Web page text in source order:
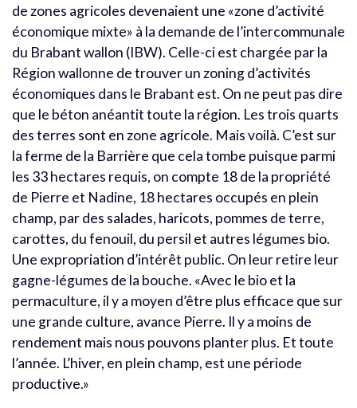
de zones agricoles devenaient une «zone d’activité
économique mixte» à la demande de l’intercommunale
du Brabant wallon (IBW). Celle-ci est chargée par la
Région wallonne de trouver un zoning d’activités
économiques dans le Brabant est. On ne peut pas dire
que le béton anéantit toute la région. Les trois quarts
des terres sont en zone agricole. Mais voilà. C’est sur
la ferme de la Barrière que cela tombe puisque parmi
les 33 hectares requis, on compte 18 de la propriété
de Pierre et Nadine, 18 hectares occupés en plein
champ, par des salades, haricots, pommes de terre,
carottes, du fenouil, du persil et autres légumes bio.
Une expropriation d’intérêt public. On leur retire leur
gagne-légumes de la bouche. «Avec le bio et la
permaculture, il y a moyen d’être plus efficace que sur
une grande culture, avance Pierre. Il y a moins de
rendement mais nous pouvons planter plus. Et toute
l’année. L’hiver, en plein champ, est une période
productive.»